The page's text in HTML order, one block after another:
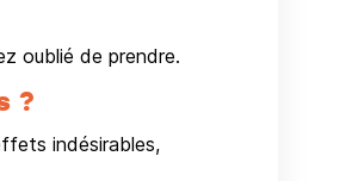
oublié de prendre.
?
indésirables,